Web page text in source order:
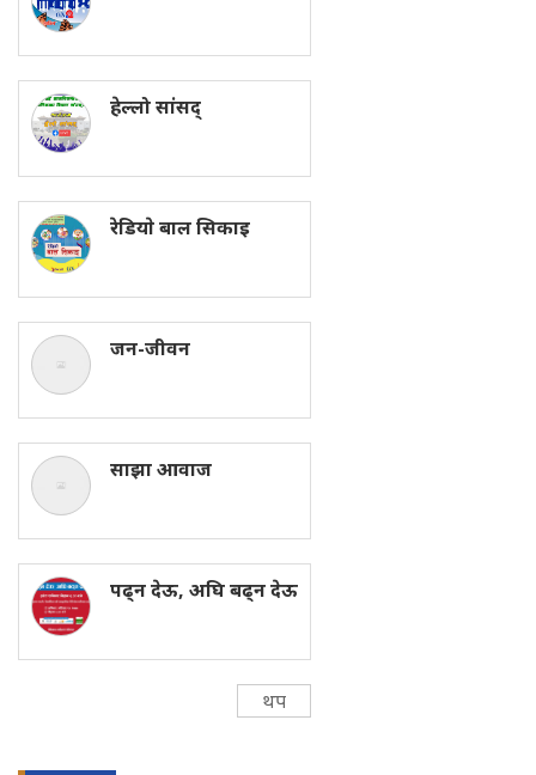
हेल्लो सांसद्
रेडियाे बाल सिकाइ
जन-जीवन
साझा आवाज
पढ्न देऊ, अघि बढ्न देऊ
थप